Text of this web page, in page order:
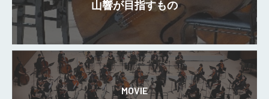
山響が目指すもの
MOVIE